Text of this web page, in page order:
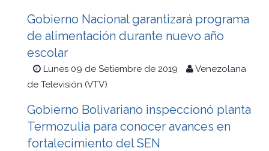
Gobierno Nacional garantizará programa
de alimentación durante nuevo año
escolar
Lunes 09 de Setiembre de 2019
Venezolana
de Televisión (VTV)
Gobierno Bolivariano inspeccionó planta
Termozulia para conocer avances en
fortalecimiento del SEN